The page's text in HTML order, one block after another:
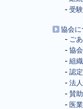
受
協会に
ご
協
組
認
法
賛
医